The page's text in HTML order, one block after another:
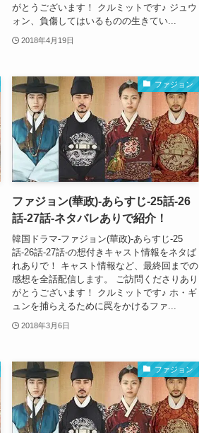
がとうございます！ クルミットです♪ ジュウ
ォン、負傷してはいるものの生きてい...
2018年4月19日
ファジョン
ファジョン(華政)-あらすじ-25話-26
話-27話-ネタバレありで紹介！
韓国ドラマ-ファジョン(華政)-あらすじ-25
話-26話-27話-の想付きキャスト情報をネタば
れありで！ キャスト情報など、最終回までの
感想を全話配信します。 ご訪問くださりあり
がとうございます！ クルミットです♪ ホ・ギ
ュンを捕らえるために罠をかけるファ...
2018年3月6日
ファジョン